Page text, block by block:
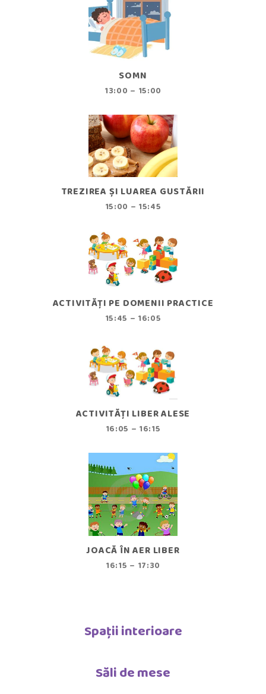
SOMN
13:00 – 15:00
TREZIREA ȘI LUAREA GUSTĂRII
15:00 – 15:45
ACTIVITĂȚI PE DOMENII PRACTICE
15:45 – 16:05
ACTIVITĂȚI LIBER ALESE
16:05 – 16:15
JOACĂ ÎN AER LIBER
16:15 – 17:30
Spații interioare
Săli de mese